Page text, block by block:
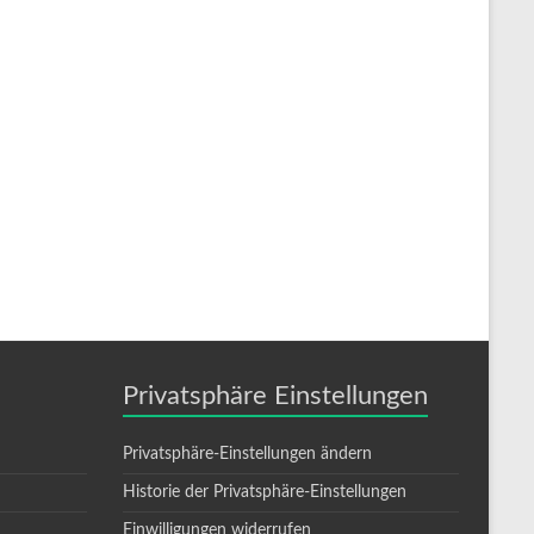
Privatsphäre Einstellungen
Privatsphäre-Einstellungen ändern
Historie der Privatsphäre-Einstellungen
Einwilligungen widerrufen